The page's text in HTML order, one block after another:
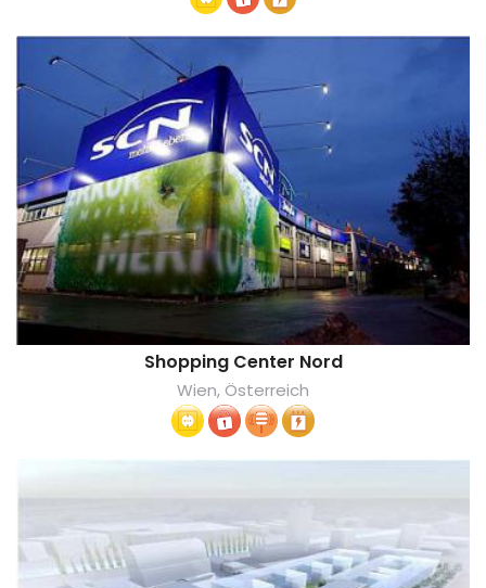
Shopping Center Nord
Wien, Österreich